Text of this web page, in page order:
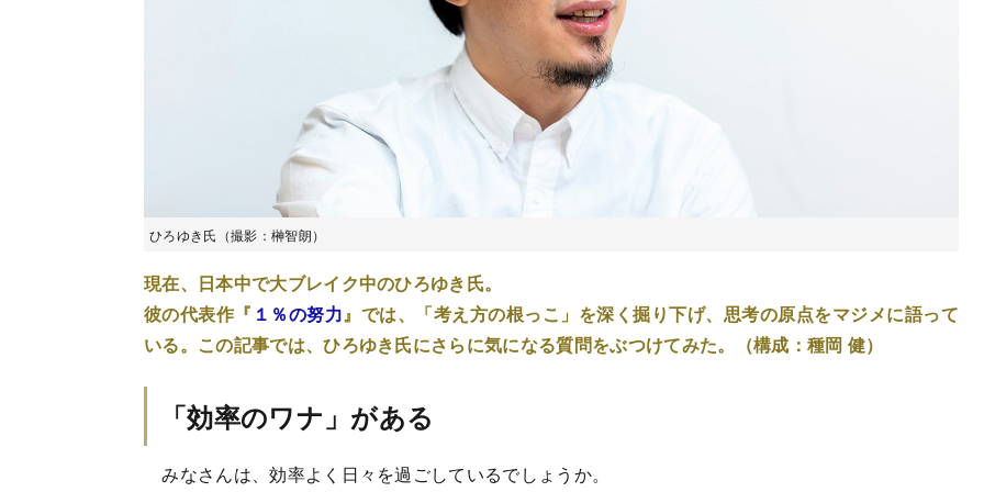
ひろゆき氏（撮影：榊智朗）
現在、日本中で大ブレイク中のひろゆき氏。
彼の代表作『 １％の努力』では、「考え方の根っこ」を深く掘り下げ、思考の原点をマジメに語って
いる。この記事では、ひろゆき氏にさらに気になる質問をぶつけてみた。（構成：種岡 健）
「効率のワナ」がある
みなさんは、効率よく日々を過ごしているでしょうか。